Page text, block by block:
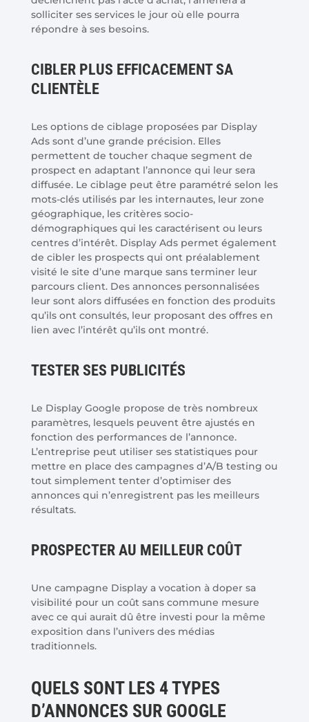
solliciter ses services le jour où elle pourra
répondre à ses besoins.
CIBLER PLUS EFFICACEMENT SA
CLIENTÈLE
Les options de ciblage proposées par Display
Ads sont d’une grande précision. Elles
permettent de toucher chaque segment de
prospect en adaptant l’annonce qui leur sera
diffusée. Le ciblage peut être paramétré selon les
mots-clés utilisés par les internautes, leur zone
géographique, les critères socio-
démographiques qui les caractérisent ou leurs
centres d’intérêt. Display Ads permet également
de cibler les prospects qui ont préalablement
visité le site d’une marque sans terminer leur
parcours client. Des annonces personnalisées
leur sont alors diffusées en fonction des produits
qu’ils ont consultés, leur proposant des offres en
lien avec l’intérêt qu’ils ont montré.
TESTER SES PUBLICITÉS
Le Display Google propose de très nombreux
paramètres, lesquels peuvent être ajustés en
fonction des performances de l’annonce.
L’entreprise peut utiliser ses statistiques pour
mettre en place des campagnes d’A/B testing ou
tout simplement tenter d’optimiser des
annonces qui n’enregistrent pas les meilleurs
résultats.
PROSPECTER AU MEILLEUR COÛT
Une campagne Display a vocation à doper sa
visibilité pour un coût sans commune mesure
avec ce qui aurait dû être investi pour la même
exposition dans l’univers des médias
traditionnels.
QUELS SONT LES 4 TYPES
D’ANNONCES SUR GOOGLE